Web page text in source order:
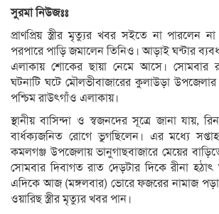
সুরমা নিউজঃঃ
প্রাণপ্রিয় স্ত্রীর মৃত্যুর খবর সইতে না পারলেন
পরপারে পাড়ি জমালেন তিনিও। আড়াই ঘন্টার
এলাকায় শোকের ছায়া নেমে আসে। সোমবার
ঘটনাটি ঘটে মৌলভীবাজারের কুলাউড়া
পশ্চিম রাউৎগাঁও এলাকায়।
স্থানীয় বাসিন্দা ও স্বজনদের সূত্রে জানা যায়,
বার্ধক্যজনিত রোগে ভুগছিলেন। এর মধ্যে
কমলগঞ্জ উপজেলায় ভানুগাছবাজারে মেয়ের
সোমবার দিবাগত রাত দেড়টার দিকে রীনা হঠাৎ
এদিকে আজ (মঙ্গলবার) ভোরে ফজরের নামাজ
ওয়ারিছ স্ত্রীর মৃত্যুর খবর পান।